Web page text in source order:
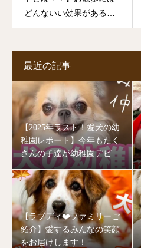
どんないい効果があるの
最近の記事
【2025年ラスト！愛犬の幼
稚園レポート】今年もたく
さんの子達が幼稚園デビュ
ーしました🥰
【ラブディ❤️ファミリーご
紹介】愛するみんなの笑顔
をお届けします！